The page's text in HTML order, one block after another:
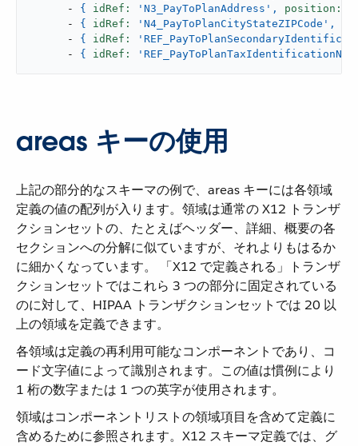
-
{ idRef: 'N3_PayToPlanAddress' , position:
-
{ idRef: 'N4_PayToPlanCityStateZIPCode' ,
-
{ idRef:
-
{ idRef:
areas キーの使用
上記の部分的なスキーマの例で、areas キーには各領域
定義の値の配列が入ります。領域は通常の X12 トランザ
クションセットの、たとえばヘッダー、詳細、概要の各
セクションへの分解に似ていますが、それよりもはるか
に細かくなっています。 「X12 で定義される」トランザ
クションセットではこれら 3 つの部分に固定されている
のに対して、HIPAA トランザクションセットでは 20 以
上の領域を定義できます。
各領域は定義の再利用可能なコンポーネントであり、コ
ード文字値によって識別されます。この値は慣例により
1 桁の数字または 1 つの英字が使用されます。
領域はコンポーネントリストの領域項目を含めて定義に
含めるために参照されます。X12 スキーマ定義では、グ